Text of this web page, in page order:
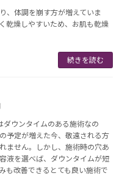
、体調を崩す方が増えていま
乾燥しやすいため、お肌も乾燥
続きを読む
ダウンタイムのある施術なの
予定が増えた今、敬遠される方
ません。しかし、施術時の穴あ
液を選べば、ダウンタイムが短
も改善できるとても良い施術で